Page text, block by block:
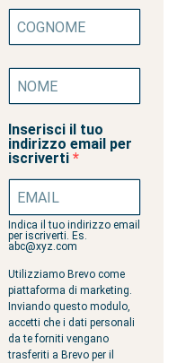
Inserisci il tuo
indirizzo email per
iscriverti
Indica il tuo indirizzo email
per iscriverti. Es.
abc@xyz.com
Utilizziamo Brevo come
piattaforma di marketing.
Inviando questo modulo,
accetti che i dati personali
da te forniti vengano
trasferiti a Brevo per il